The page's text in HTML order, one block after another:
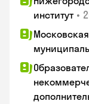
институт •